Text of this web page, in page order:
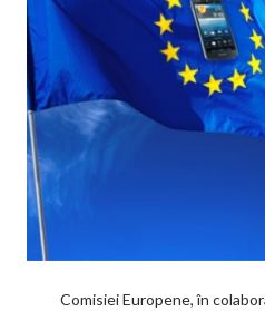
Comisiei Europene, în